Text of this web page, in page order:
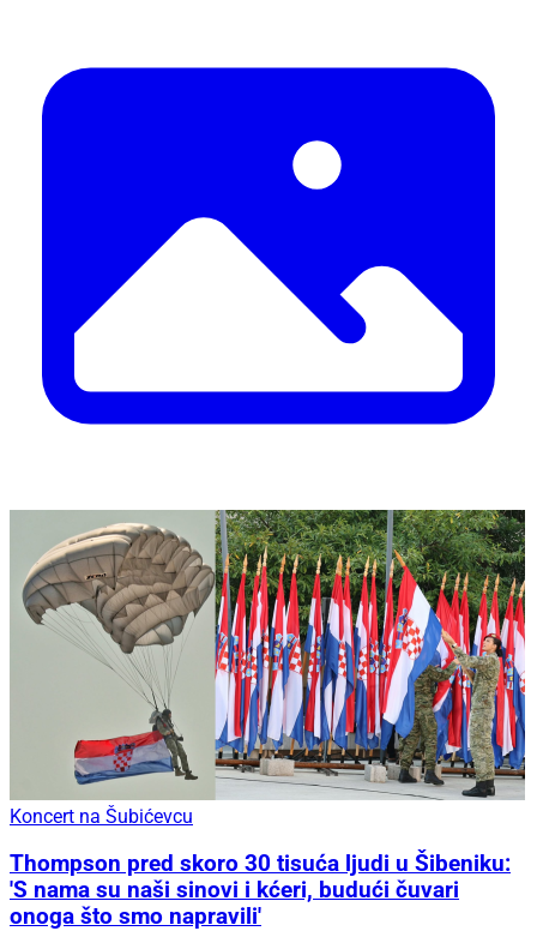
Koncert na Šubićevcu
Thompson pred skoro 30 tisuća ljudi u Šibeniku:
'S nama su naši sinovi i kćeri, budući čuvari
onoga što smo napravili'